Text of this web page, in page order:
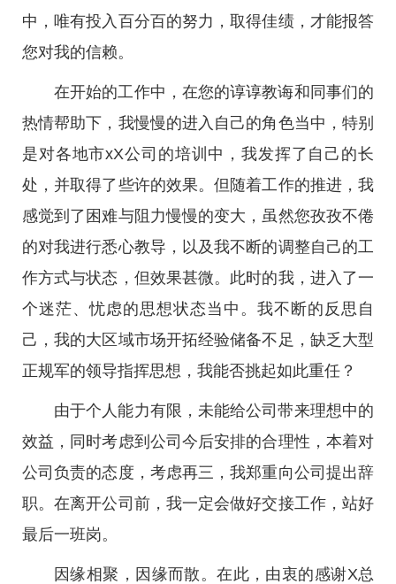
中，唯有投入百分百的努力，取得佳绩，才能报答
您对我的信赖。
在开始的工作中，在您的谆谆教诲和同事们的
热情帮助下，我慢慢的进入自己的角色当中，特别
是对各地市xX公司的培训中，我发挥了自己的长
处，并取得了些许的效果。但随着工作的推进，我
感觉到了困难与阻力慢慢的变大，虽然您孜孜不倦
的对我进行悉心教导，以及我不断的调整自己的工
作方式与状态，但效果甚微。此时的我，进入了一
个迷茫、忧虑的思想状态当中。我不断的反思自
己，我的大区域市场开拓经验储备不足，缺乏大型
正规军的领导指挥思想，我能否挑起如此重任？
由于个人能力有限，未能给公司带来理想中的
效益，同时考虑到公司今后安排的合理性，本着对
公司负责的态度，考虑再三，我郑重向公司提出辞
职。在离开公司前，我一定会做好交接工作，站好
最后一班岗。
因缘相聚，因缘而散。在此，由衷的感谢X总